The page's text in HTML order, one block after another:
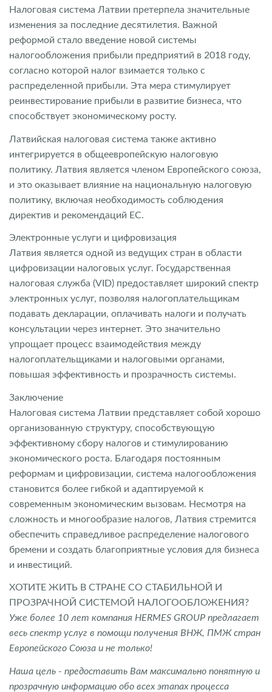
Налоговая система Латвии претерпела значительные
изменения за последние десятилетия. Важной
реформой стало введение новой системы
налогообложения прибыли предприятий в 2018 году,
согласно которой налог взимается только с
распределенной прибыли. Эта мера стимулирует
реинвестирование прибыли в развитие бизнеса, что
способствует экономическому росту.
Латвийская налоговая система также активно
интегрируется в общеевропейскую налоговую
политику. Латвия является членом Европейского союза,
и это оказывает влияние на национальную налоговую
политику, включая необходимость соблюдения
директив и рекомендаций ЕС.
Электронные услуги и цифровизация
Латвия является одной из ведущих стран в области
цифровизации налоговых услуг. Государственная
налоговая служба (VID) предоставляет широкий спектр
электронных услуг, позволяя налогоплательщикам
подавать декларации, оплачивать налоги и получать
консультации через интернет. Это значительно
упрощает процесс взаимодействия между
налогоплательщиками и налоговыми органами,
повышая эффективность и прозрачность системы.
Заключение
Налоговая система Латвии представляет собой хорошо
организованную структуру, способствующую
эффективному сбору налогов и стимулированию
экономического роста. Благодаря постоянным
реформам и цифровизации, система налогообложения
становится более гибкой и адаптируемой к
современным экономическим вызовам. Несмотря на
сложность и многообразие налогов, Латвия стремится
обеспечить справедливое распределение налогового
бремени и создать благоприятные условия для бизнеса
и инвестиций.
ХОТИТЕ ЖИТЬ В СТРАНЕ СО СТАБИЛЬНОЙ И
ПРОЗРАЧНОЙ СИСТЕМОЙ НАЛОГООБЛОЖЕНИЯ?
Уже более 10 лет компания HERMES GROUP предлагает
весь спектр услуг в помощи получения ВНЖ, ПМЖ стран
Европейского Союза и не только!
Наша цель - предоставить Вам максимально понятную и
прозрачную информацию обо всех этапах процесса